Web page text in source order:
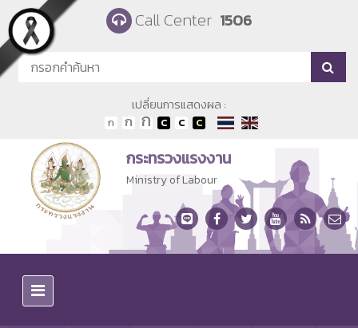
Skip to main content Call Center 1506
เปลี่ยนการแสดงผล :
กระทรวงแรงงาน
Ministry of Labour